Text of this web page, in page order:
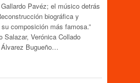
Pavéz; el músico detrás
biográfica y
composición más famosa.”
Salazar, Verónica Collado
Bugueño…